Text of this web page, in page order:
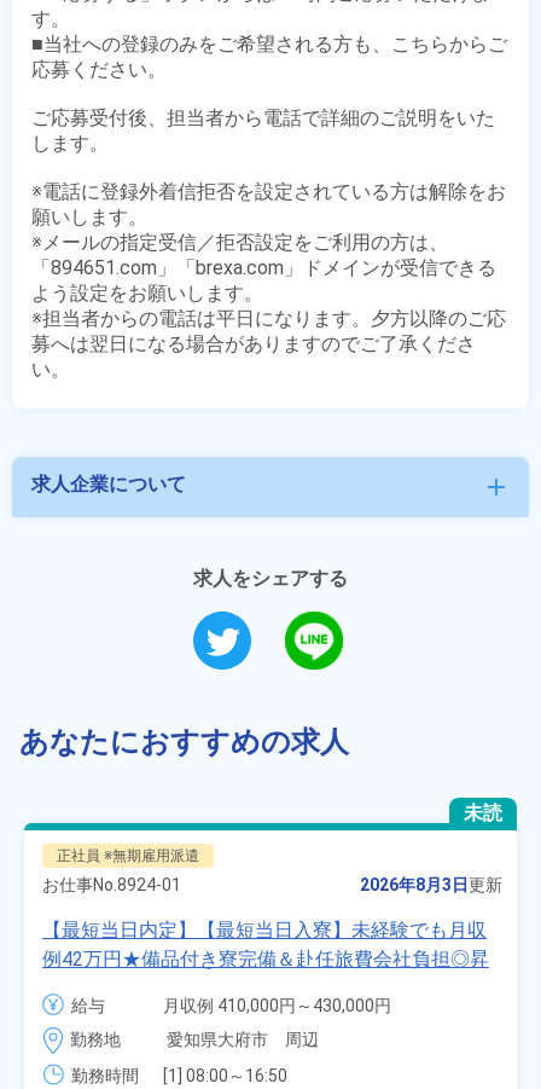
す。
■当社への登録のみをご希望される方も、こちらからご
応募ください。
ご応募受付後、担当者から電話で詳細のご説明をいた
します。
※電話に登録外着信拒否を設定されている方は解除をお
願いします。
※メールの指定受信／拒否設定をご利用の方は、
「894651.com」「brexa.com」ドメインが受信できる
よう設定をお願いします。
※担当者からの電話は平日になります。夕方以降のご応
募へは翌日になる場合がありますのでご了承くださ
求人企業について add
求人をシェアする
あなたにおすすめの求人
未読
正社員 ※無期雇用派遣
お仕事No. 8924-01 2026年8月3日更新
【最短当日内定】【最短当日入寮】未経験でも月収
例42万円★備品付き寮完備＆赴任旅費会社負担◎昇
給・業績賞与あり！組立や塗装など自動車製造の各
種作業！《愛知県大府市》
給与
月収例 410,000円～430,000円
月給 277,000円～277,000円
勤務地
愛知県大府市　周辺
勤務時間
[1] 08:00～16:50